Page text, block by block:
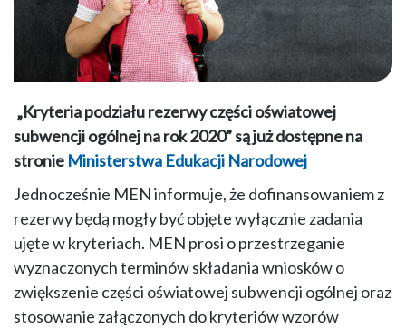
„Kryteria podziału rezerwy części oświatowej
subwencji ogólnej na rok 2020” są już dostępne na
stronie Ministerstwa Edukacji Narodowej
Jednocześnie MEN informuje, że dofinansowaniem z
rezerwy będą mogły być objęte wyłącznie zadania
ujęte w kryteriach. MEN prosi o przestrzeganie
wyznaczonych terminów składania wniosków o
zwiększenie części oświatowej subwencji ogólnej oraz
stosowanie załączonych do kryteriów wzorów